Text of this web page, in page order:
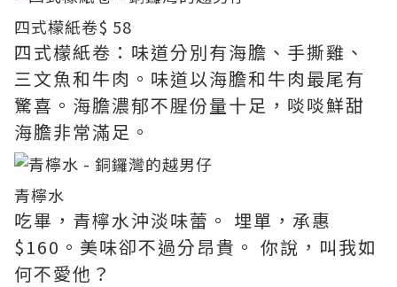
四式檬紙卷$ 58
四式檬紙卷：味道分別有海膽、手撕雞、
三文魚和牛肉。味道以海膽和牛肉最尾有
驚喜。海膽濃郁不腥份量十足，啖啖鮮甜
海膽非常滿足。
青檸水
吃畢，青檸水沖淡味蕾。 埋單，承惠
$160。美味卻不過分昂貴。 你說，叫我如
何不愛他？